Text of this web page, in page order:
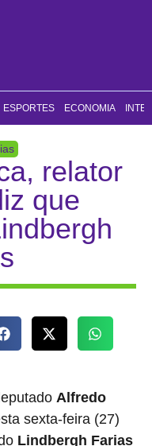
ESPORTES ECONOMIA
relator
que
Alfredo
sexta-feira (27)
Lindbergh Farias